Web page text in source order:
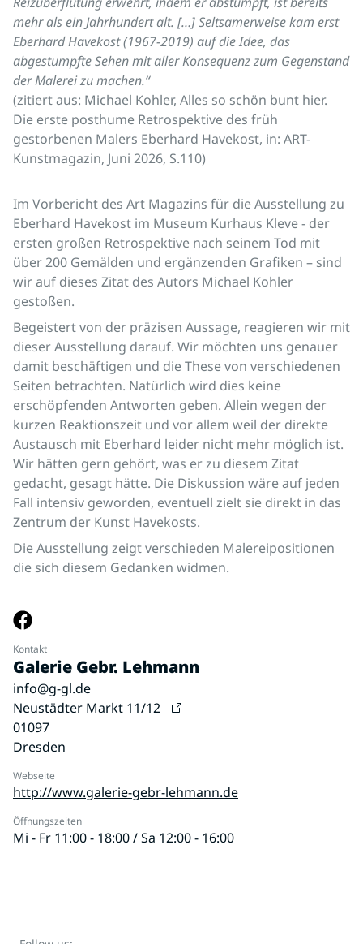
mehr als ein Jahrhundert alt. […] Seltsamerweise kam erst
Eberhard Havekost (1967-2019) auf die Idee, das
abgestumpfte Sehen mit aller Konsequenz zum Gegenstand
der Malerei zu machen.“
(zitiert aus: Michael Kohler, Alles so schön bunt hier.
Die erste posthume Retrospektive des früh
gestorbenen Malers Eberhard Havekost, in: ART-
Kunstmagazin, Juni 2026, S.110)
Im Vorbericht des Art Magazins für die Ausstellung zu
Eberhard Havekost im Museum Kurhaus Kleve - der
ersten großen Retrospektive nach seinem Tod mit
über 200 Gemälden und ergänzenden Grafiken – sind
wir auf dieses Zitat des Autors Michael Kohler
gestoßen.
Begeistert von der präzisen Aussage, reagieren wir mit
dieser Ausstellung darauf. Wir möchten uns genauer
damit beschäftigen und die These von verschiedenen
Seiten betrachten. Natürlich wird dies keine
erschöpfenden Antworten geben. Allein wegen der
kurzen Reaktionszeit und vor allem weil der direkte
Austausch mit Eberhard leider nicht mehr möglich ist.
Wir hätten gern gehört, was er zu diesem Zitat
gedacht, gesagt hätte. Die Diskussion wäre auf jeden
Fall intensiv geworden, eventuell zielt sie direkt in das
Zentrum der Kunst Havekosts.
Die Ausstellung zeigt verschieden Malereipositionen
die sich diesem Gedanken widmen.
Kontakt
Galerie Gebr. Lehmann
info@g-gl.de
Neustädter Markt 11/12
01097
Dresden
Webseite
http://www.galerie-gebr-lehmann.de
Öffnungszeiten
Mi - Fr 11:00 - 18:00 / Sa 12:00 - 16:00